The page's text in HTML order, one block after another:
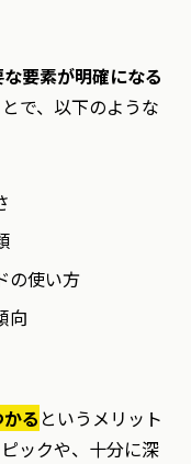
要素が明確になる
で、以下のような
の使い方
向
る というメリット
ックや、十分に深